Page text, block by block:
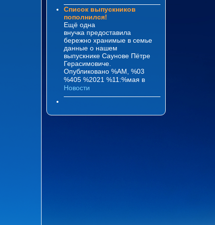
Список выпускников
пополнился!
Ещё одна
внучка предоставила
бережно хранимые в семье
данные о нашем
выпускнике Саунове Пётре
Герасимовиче.
Опубликовано %AM, %03
%405 %2021 %11:%мая в
Новости